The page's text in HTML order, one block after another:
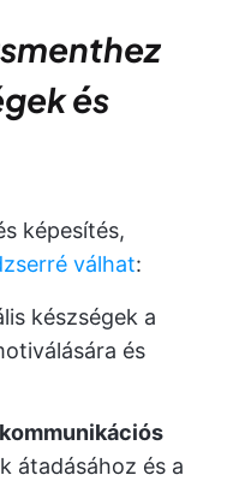
és
képesítés,
válhat:
készségek a
és
kommunikációs
átadásához és a